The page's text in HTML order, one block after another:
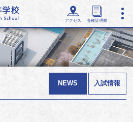
アクセス 各種証明書
NEWS 入試情報